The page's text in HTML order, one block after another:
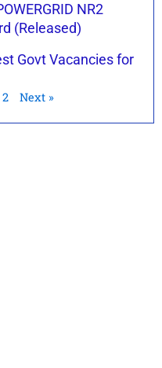
NR2
(Released)
Govt Vacancies for
2 Next »